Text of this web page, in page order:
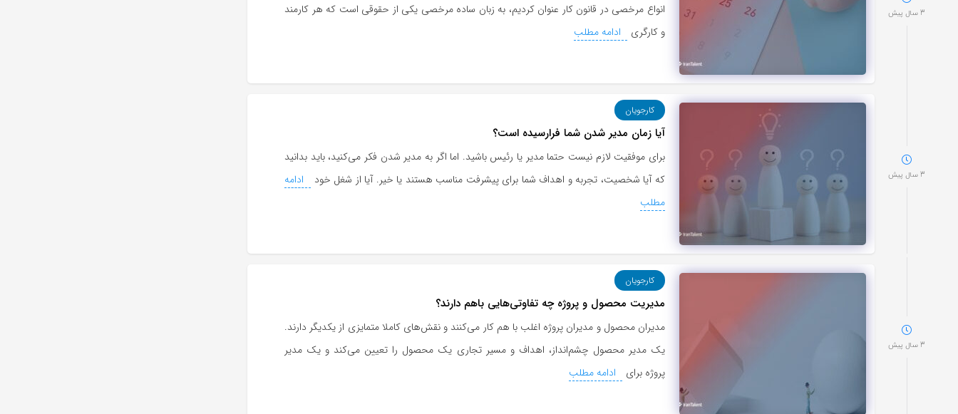
3 سال پیش
انواع مرخصی در قانون کار عنوان کردیم، به زبان ساده مرخصی یکی از حقوقی است که هر کارمند
و کارگری
ادامه مطلب
3 سال پیش
کارجویان
آیا زمان مدیر شدن شما فرارسیده است؟
برای موفقیت لازم نیست حتما مدیر یا رئیس باشید. اما اگر به مدیر شدن فکر می‌کنید، باید بدانید
که آیا شخصیت، تجربه و اهداف شما برای پیشرفت مناسب هستند یا خیر. آیا از شغل خود
ادامه
مطلب
3 سال پیش
کارجویان
مدیریت محصول و پروژه چه تفاوتی‌هایی باهم دارند؟
مدیران محصول و مدیران پروژه اغلب با هم کار می‌کنند و نقش‌های کاملا متمایزی از یکدیگر دارند.
یک مدیر محصول چشم‌انداز، اهداف و مسیر تجاری یک محصول را تعیین می‌کند و یک مدیر
پروژه برای
ادامه مطلب